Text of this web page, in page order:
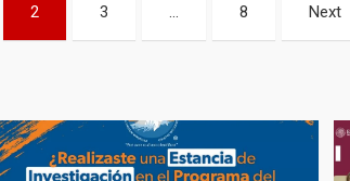
2 3 … 8 Next